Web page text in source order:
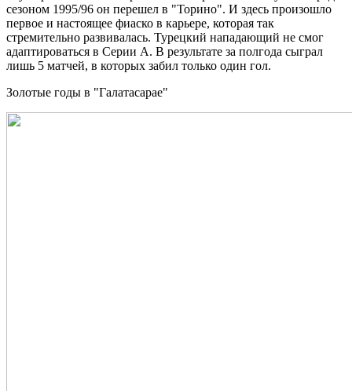
сезоном 1995/96 он перешел в "Торино". И здесь произошло
первое и настоящее фиаско в карьере, которая так
стремительно развивалась. Турецкий нападающий не смог
адаптироваться в Серии А. В результате за полгода сыграл
лишь 5 матчей, в которых забил только один гол.
Золотые годы в "Галатасарае"